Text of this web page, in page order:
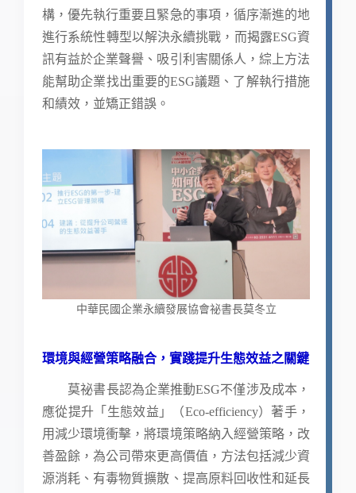
構，優先執行重要且緊急的事項，循序漸進的地
進行系統性轉型以解決永續挑戰，而揭露ESG資
訊有益於企業聲譽、吸引利害關係人，綜上方法
能幫助企業找出重要的ESG議題、了解執行措施
和績效，並矯正錯誤。
中華民國企業永續發展協會祕書長莫冬立
環境與經營策略融合，實踐提升生態效益之關鍵
莫祕書長認為企業推動ESG不僅涉及成本，
應從提升「生態效益」（Eco-efficiency）著手，
用減少環境衝擊，將環境策略納入經營策略，改
善盈餘，為公司帶來更高價值，方法包括減少資
源消耗、有毒物質擴散、提高原料回收性和延長